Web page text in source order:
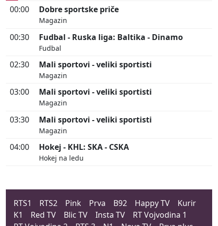
00:00 Dobre sportske priče
Magazin
00:30 Fudbal - Ruska liga: Baltika - Dinamo
Fudbal
02:30 Mali sportovi - veliki sportisti
Magazin
03:00 Mali sportovi - veliki sportisti
Magazin
03:30 Mali sportovi - veliki sportisti
Magazin
04:00 Hokej - KHL: SKA - CSKA
Hokej na ledu
RTS1 RTS2 Pink Prva B92 Happy TV
Kurir
K1
Red TV Blic TV Insta TV
RT Vojvodina 1